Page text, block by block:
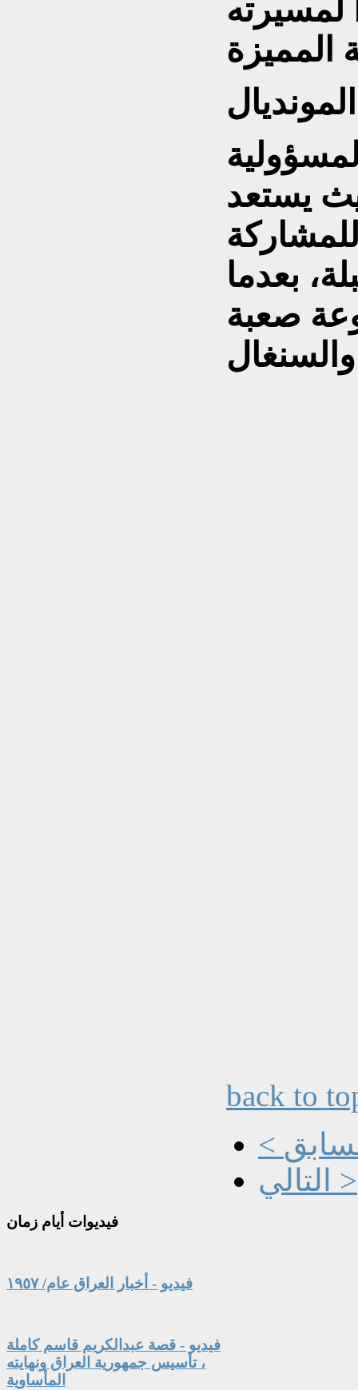
لمسيرته
يستعد
بعدما
صعبة
back to
التالي >
فيديوات أيام زمان
فيديو - أخبار العراق عام/ ١٩٥٧
فيديو - قصة عبدالكريم قاسم كاملة
، تأسيس جمهورية العراق ونهايته
المأساوية